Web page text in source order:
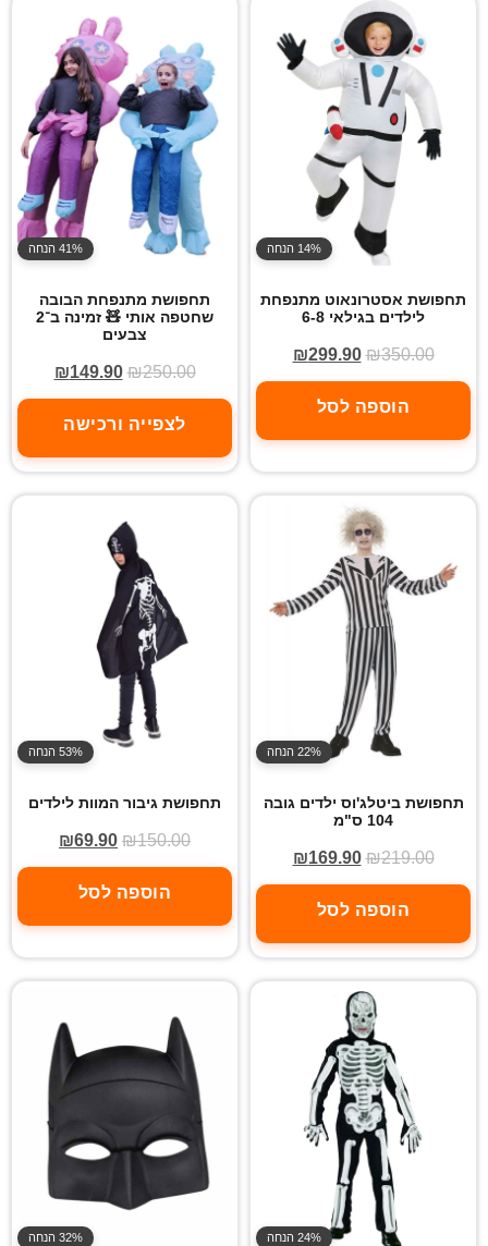
14% הנחה
תחפושת אסטרונאוט מתנפחת
לילדים בגילאי 6-8
₪350.00
₪299.90
הוספה לסל
41% הנחה
תחפושת מתנפחת הבובה
שחטפה אותי 🧸 זמינה ב־2
צבעים
₪250.00
₪149.90
לצפייה ורכישה
22% הנחה
תחפושת ביטלג'וס ילדים גובה
104 ס"מ
₪219.00
₪169.90
הוספה לסל
53% הנחה
תחפושת גיבור המוות לילדים
₪150.00
₪69.90
הוספה לסל
24% הנחה 32% הנחה